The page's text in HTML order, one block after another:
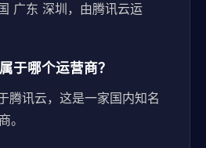
广东 深圳，由腾讯云运
于哪个运营商？
腾讯云，这是一家国内知名
。